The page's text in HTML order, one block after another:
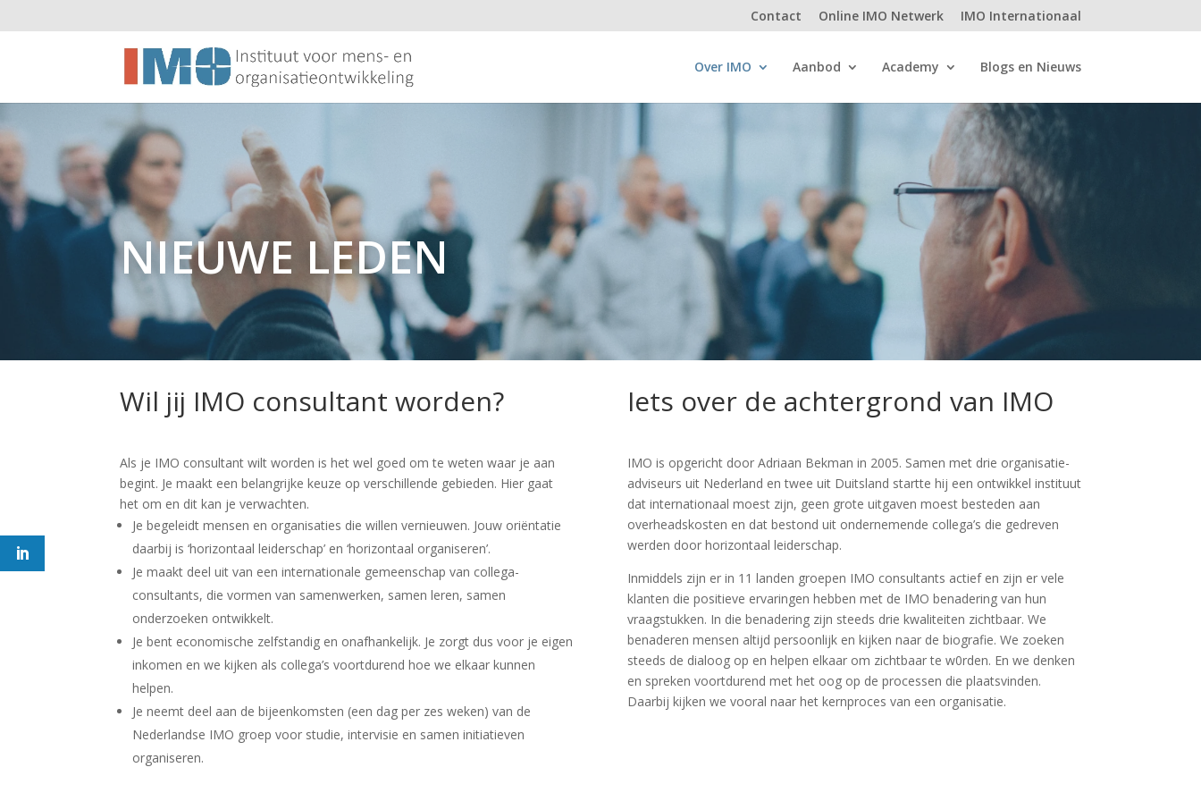
Contact Online IMO Netwerk IMO Internationaal
Over IMO Aanbod Academy Blogs en Nieuws
NIEUWE LEDEN
Wil jij IMO consultant worden? Iets over de achtergrond van IMO
Als je IMO consultant wilt worden is het wel goed om te weten waar je aan
begint. Je maakt een belangrijke keuze op verschillende gebieden. Hier gaat
het om en dit kan je verwachten.
Je begeleidt mensen en organisaties die willen vernieuwen. Jouw oriëntatie
daarbij is ‘horizontaal leiderschap’ en ‘horizontaal organiseren’.
Je maakt deel uit van een internationale gemeenschap van collega-
consultants, die vormen van samenwerken, samen leren, samen
onderzoeken ontwikkelt.
Je bent economische zelfstandig en onafhankelijk. Je zorgt dus voor je eigen
inkomen en we kijken als collega’s voortdurend hoe we elkaar kunnen
helpen.
Je neemt deel aan de bijeenkomsten (een dag per zes weken) van de
Nederlandse IMO groep voor studie, intervisie en samen initiatieven
organiseren.
IMO is opgericht door Adriaan Bekman in 2005. Samen met drie organisatie-
adviseurs uit Nederland en twee uit Duitsland startte hij een ontwikkel instituut
dat internationaal moest zijn, geen grote uitgaven moest besteden aan
overheadskosten en dat bestond uit ondernemende collega’s die gedreven
werden door horizontaal leiderschap.
Inmiddels zijn er in 11 landen groepen IMO consultants actief en zijn er vele
klanten die positieve ervaringen hebben met de IMO benadering van hun
vraagstukken. In die benadering zijn steeds drie kwaliteiten zichtbaar. We
benaderen mensen altijd persoonlijk en kijken naar de biografie. We zoeken
steeds de dialoog op en helpen elkaar om zichtbaar te w0rden. En we denken
en spreken voortdurend met het oog op de processen die plaatsvinden.
Daarbij kijken we vooral naar het kernproces van een organisatie.